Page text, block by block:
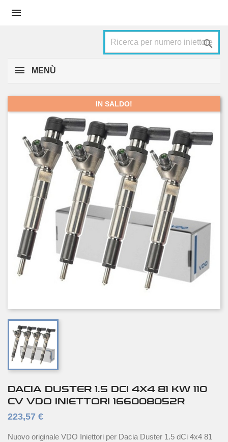


MENÙ
IN SALDO!
DACIA DUSTER 1.5 DCI 4X4 81 KW 110
CV VDO INIETTORI 166008052R
223,57 €
Nuovo originale VDO Iniettori per Dacia Duster 1.5 dCi 4x4 81